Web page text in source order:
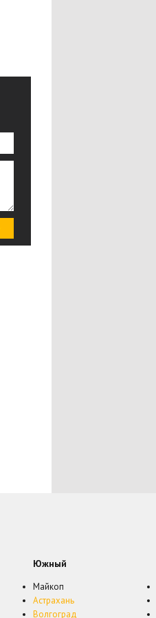
Южный
Майкоп
Астрахань
Волгоград